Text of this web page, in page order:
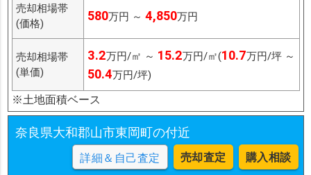
売却相場帯
(価格)
580万円 ～ 4,850万円
売却相場帯
(単価)
3.2万円/㎡ ～ 15.2万円/㎡(10.7万円/坪 ～
50.4万円/坪)
※土地面積ベース
奈良県大和郡山市東岡町の付近
詳細＆自己査定 売却査定 購入相談